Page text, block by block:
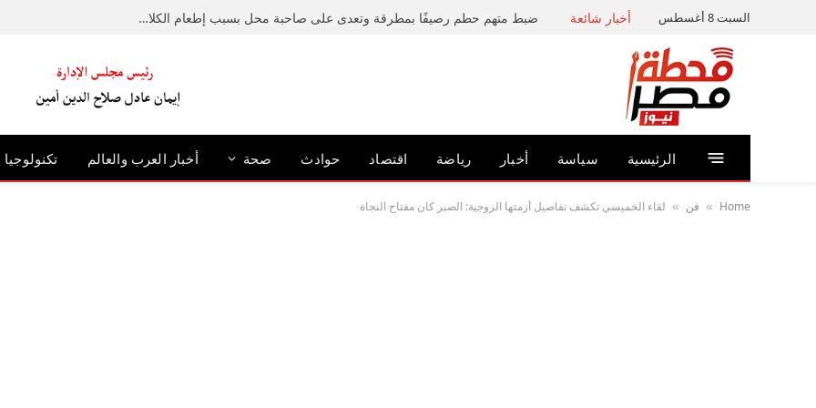
السبت 8 أغسطس أخبار شائعة ضبط متهم حطم رصيفًا بمطرقة وتعدى على صاحبة محل بسبب إطعام الكلاب الضالة بالإسكندرية
الرئيسية سياسة أخبار رياضة اقتصاد حوادث صحة أخبار العرب والعالم تكنولوجيا
Home
» فن » لقاء الخميسي تكشف تفاصيل أزمتها الزوجية: الصبر كان مفتاح النجاة